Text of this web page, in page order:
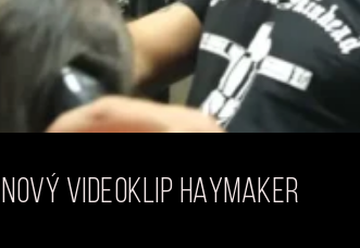
NOVÝ VIDEOKLIP HAYMAKER